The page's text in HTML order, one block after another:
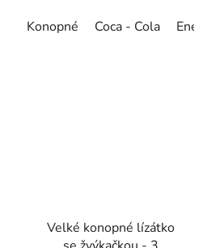
Konopné Coca - Cola
Velké konopné lízátko